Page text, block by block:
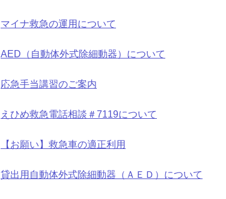
マイナ救急の運用について
AED（自動体外式除細動器）について
応急手当講習のご案内
えひめ救急電話相談＃7119について
【お願い】救急車の適正利用
貸出用自動体外式除細動器（ＡＥＤ）について